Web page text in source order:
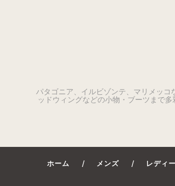
パタゴニア、イルビゾンテ、マリメッ
ッドウィングなどの小物・ブーツまで
ホーム メンズ レディ